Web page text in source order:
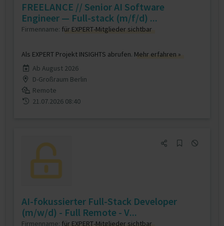
FREELANCE // Senior AI Software
Engineer — Full-stack (m/f/d) ...
Firmenname: für EXPERT-Mitglieder sichtbar
Als EXPERT Projekt INSIGHTS abrufen. Mehr erfahren »
Ab August 2026
D-Großraum Berlin
Remote
21.07.2026 08:40
AI-fokussierter Full-Stack Developer
(m/w/d) - Full Remote - V...
Firmenname: für EXPERT-Mitglieder sichtbar